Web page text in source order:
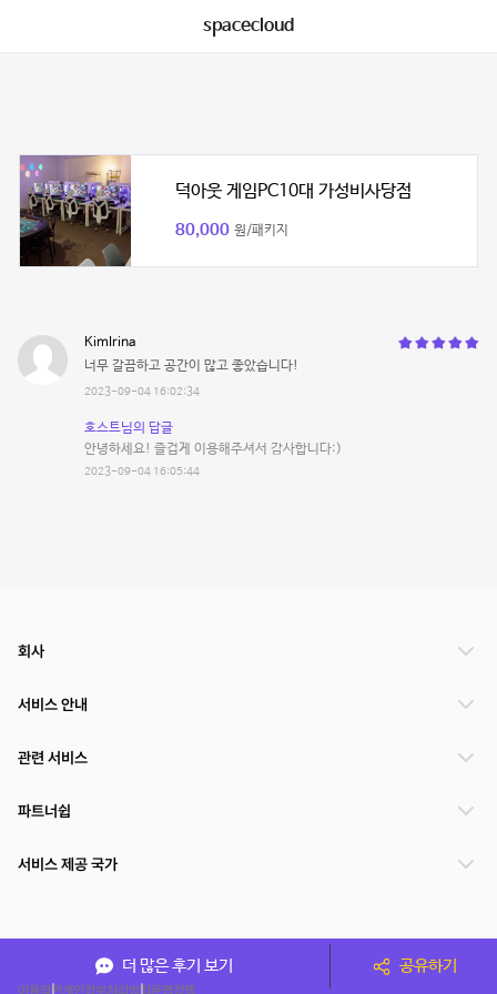
spacecloud
덕아웃 게임PC10대 가성비사당점
80,000 원/패키지
KimIrina
너무 갈끔하고 공간이 많고 좋았습니다!
2023-09-04 16:02:34
호스트님의 답글
안녕하세요! 즐겁게 이용해주셔서 감사합니다:)
2023-09-04 16:05:44
더 많은 후기 보기 공유하기
회사
서비스 안내
관련 서비스
파트너쉽
서비스 제공 국가
이용약관개인정보처리방침운영정책